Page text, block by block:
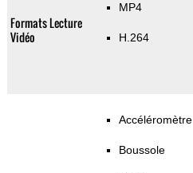
Formats Lecture
Vidéo
MP4
H.264
Accéléromètre
Boussole